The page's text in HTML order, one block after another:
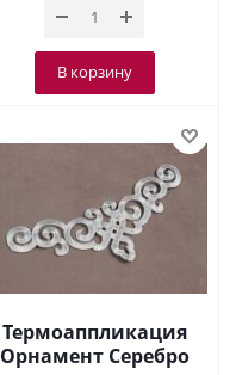
В корзину
Термоаппликация
Орнамент Серебро